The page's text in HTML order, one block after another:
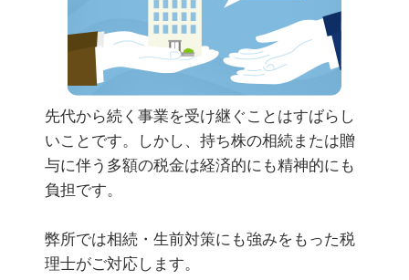
先代から続く事業を受け継ぐことはすばらし
いことです。しかし、持ち株の相続または贈
与に伴う多額の税金は経済的にも精神的にも
負担です。
弊所では相続・生前対策にも強みをもった税
理士がご対応します。